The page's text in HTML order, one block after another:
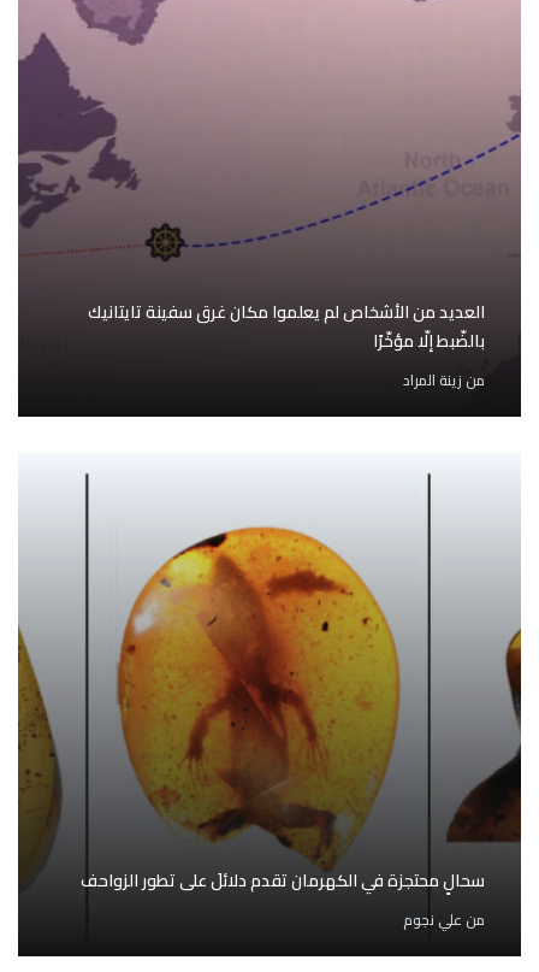
العديد من الأشخاص لم يعلموا مكان غرق سفينة تايتانيك
بالضّبط إلّا مؤخّرًا
من زينة المراد
سحالٍ محتجزة في الكهرمان تقدم دلائلَ على تطور الزواحف
من علي نجوم